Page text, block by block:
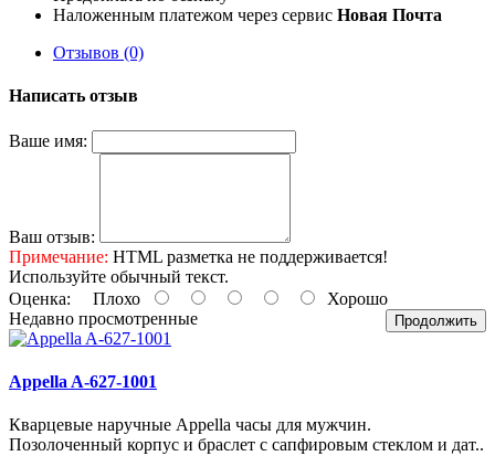
Наложенным платежом через сервис Новая Почта
Отзывов (0)
Написать отзыв
Ваше имя:
Ваш отзыв:
Примечание: HTML разметка не поддерживается!
Используйте обычный текст.
Оценка: Плохо Хорошо
Продолжить
Недавно просмотренные
Appella A-627-1001
Кварцевые наручные Appella часы для мужчин.
Позолоченный корпус и браслет с сапфировым стеклом и дат..